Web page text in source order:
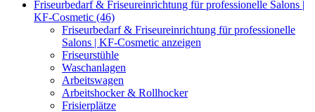
Friseurbedarf & Friseureinrichtung für professionelle Salons |
KF-Cosmetic (46)
Friseurbedarf & Friseureinrichtung für professionelle
Salons | KF-Cosmetic anzeigen
Friseurstühle
Waschanlagen
Arbeitswagen
Arbeitshocker & Rollhocker
Frisierplätze